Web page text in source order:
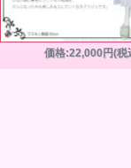
価格:22,000円(税